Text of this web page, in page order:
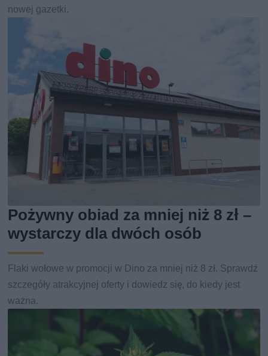
nowej gazetki.
Pożywny obiad za mniej niż 8 zł –
wystarczy dla dwóch osób
Flaki wołowe w promocji w Dino za mniej niż 8 zł. Sprawdź
szczegóły atrakcyjnej oferty i dowiedz się, do kiedy jest
ważna.